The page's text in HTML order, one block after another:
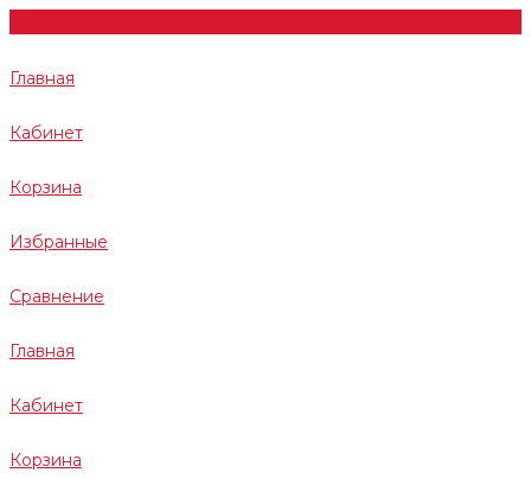
Главная
Кабинет
Корзина
Избранные
Сравнение
Главная
Кабинет
Корзина